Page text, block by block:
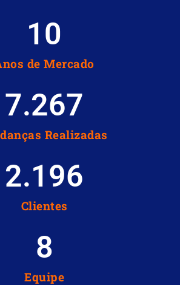
de Mercado
10
Realizadas
7.267
Clientes
2.196
Equipe
8